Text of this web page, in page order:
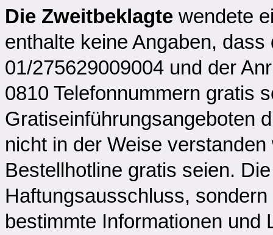
Die Zweitbeklagte wendete
enthalte keine Angaben,
01/275629009004 und der
0810 Telefonnummern gratis
Gratiseinführungsangeboten
nicht in der Weise
Bestellhotline gratis seien.
Haftungsausschluss,
bestimmte Informationen